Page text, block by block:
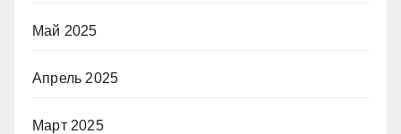
Май 2025
Апрель 2025
Март 2025